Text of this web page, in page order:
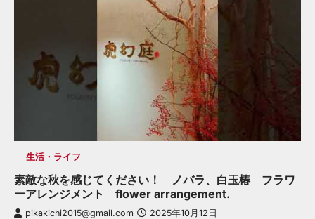
生活・ライフ
素敵な秋を感じてください！ ノバラ、白玉椿 フラワ
ーアレンジメント flower arrangement.
pikakichi2015@gmail.com 2025年10月12日